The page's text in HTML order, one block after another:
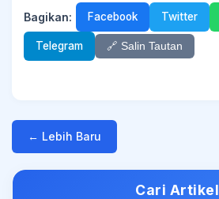
Bagikan: Facebook Twitter
Telegram 🔗 Salin Tautan
← Lebih Baru
Cari Artikel